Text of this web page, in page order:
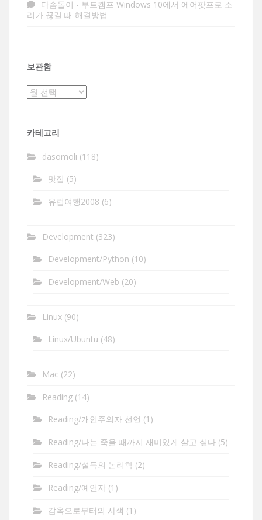
다솜돌이 - 부트캠프 Windows 10에서 에어팟프로 소
리가 끊길 때 해결방법
보관함
보
카테고리
dasomoli (118)
맛집 (5)
유럽여행2008 (6)
Development (323)
Development/Python (10)
Development/Web (20)
Linux (90)
Linux/Ubuntu (48)
Mac (22)
Reading (14)
Reading/개인주의자 선언 (1)
Reading/나는 죽을 때까지 재미있게 살고 싶다 (5)
Reading/설득의 논리학 (2)
Reading/예언자 (1)
감옥으로부터의 사색 (1)